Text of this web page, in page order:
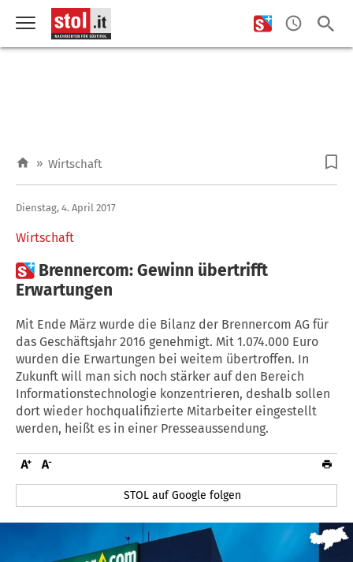
» Wirtschaft
Wirtschaft
Dienstag, 4. April 2017
 Brennercom: Gewinn übertrifft
Erwartungen
Mit Ende März wurde die Bilanz der Brennercom AG für
das Geschäftsjahr 2016 genehmigt. Mit 1.074.000 Euro
wurden die Erwartungen bei weitem übertroffen. In
Zukunft will man sich noch stärker auf den Bereich
Informationstechnologie konzentrieren, deshalb sollen
dort wieder hochqualifizierte Mitarbeiter eingestellt
werden, heißt es in einer Presseaussendung.
STOL auf Google folgen